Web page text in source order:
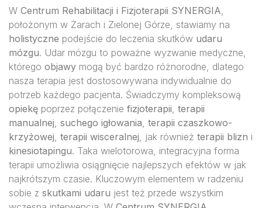
W Centrum Rehabilitacji i Fizjoterapii SYNERGIA,
położonym w Żarach i Zielonej Górze, stawiamy na
holistyczne podejście do leczenia skutków udaru
mózgu. Udar mózgu to poważne wyzwanie medyczne,
którego objawy mogą być bardzo różnorodne, dlatego
nasza terapia jest dostosowywana indywidualnie do
potrzeb każdego pacjenta. Świadczymy kompleksową
opiekę poprzez połączenie fizjoterapii, terapii
manualnej, suchego igłowania, terapii czaszkowo-
krzyżowej, terapii wisceralnej, jak również terapii blizn i
kinesiotapingu. Taka wielotorowa, integracyjna forma
terapii umożliwia osiągnięcie najlepszych efektów w jak
najkrótszym czasie. Kluczowym elementem w radzeniu
sobie z skutkami udaru jest też przede wszystkim